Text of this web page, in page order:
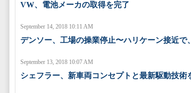
VW、電池メーカの取得を完了
September 14, 2018 10:11 AM
デンソー、工場の操業停止〜ハリケーン接近で
September 13, 2018 10:07 AM
シェフラー、新車両コンセプトと最新駆動技術